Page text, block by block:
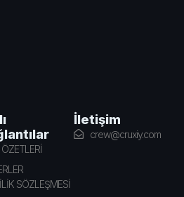
SÖZLEŞMESİ
İletişim
crew@cruxiy.com